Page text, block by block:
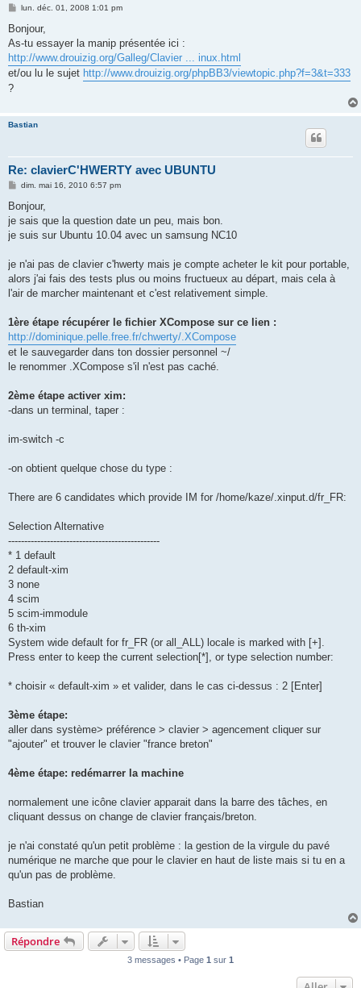
M
s
a
g
e
lun. déc. 01, 2008 1:01 pm
Bonjour,
As-tu essayer la manip présentée ici :
http://www.drouizig.org/Galleg/Clavier ... inux.html
et/ou lu le sujet http://www.drouizig.org/phpBB3/viewtopic.php?f=3&t=333
?
Bastian
Re: clavierC'HWERTY avec UBUNTU
M
s
a
g
dim. mai 16, 2010 6:57 pm
Bonjour,
je sais que la question date un peu, mais bon.
je suis sur Ubuntu 10.04 avec un samsung NC10
je n'ai pas de clavier c'hwerty mais je compte acheter le kit pour portable,
alors j'ai fais des tests plus ou moins fructueux au départ, mais cela à
l'air de marcher maintenant et c'est relativement simple.
1ère étape récupérer le fichier XCompose sur ce lien :
http://dominique.pelle.free.fr/chwerty/.XCompose
et le sauvegarder dans ton dossier personnel ~/
le renommer .XCompose s'il n'est pas caché.
2ème étape activer xim:
-dans un terminal, taper :
im-switch -c
-on obtient quelque chose du type :
There are 6 candidates which provide IM for /home/kaze/.xinput.d/fr_FR:
Selection Alternative
-----------------------------------------------
* 1 default
2 default-xim
3 none
4 scim
5 scim-immodule
6 th-xim
System wide default for fr_FR (or all_ALL) locale is marked with [+].
Press enter to keep the current selection[*], or type selection number:
* choisir « default-xim » et valider, dans le cas ci-dessus : 2 [Enter]
3ème étape:
aller dans système> préférence > clavier > agencement cliquer sur
"ajouter" et trouver le clavier "france breton"
4ème étape: redémarrer la machine
normalement une icône clavier apparait dans la barre des tâches, en
cliquant dessus on change de clavier français/breton.
je n'ai constaté qu'un petit problème : la gestion de la virgule du pavé
numérique ne marche que pour le clavier en haut de liste mais si tu en a
qu'un pas de problème.
Bastian
Répondre
3 messages • Page 1 sur 1